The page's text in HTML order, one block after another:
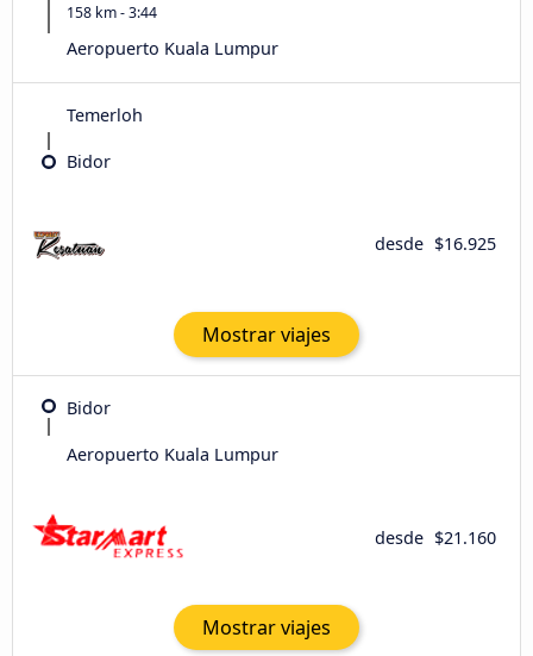
158 km - 3:44
Aeropuerto Kuala Lumpur
Temerloh
Bidor
desde $16.925
Mostrar viajes
Bidor
Aeropuerto Kuala Lumpur
desde $21.160
Mostrar viajes